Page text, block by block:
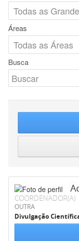
Áreas
Busca
COORDENADOR(A)
OUTRA
Divulgação